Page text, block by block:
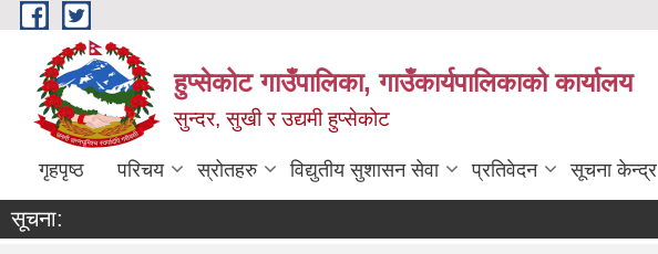
Skip to main content
हुप्सेकोट गाउँपालिका, गाउँकार्यपालिकाको कार्यालय
सुन्दर, सुखी र उद्यमी हुप्सेकोट
गृहपृष्ठ परिचय स्रोतहरु विद्युतीय सुशासन सेवा प्रतिवेदन सूचना केन्द्र
सूचना: